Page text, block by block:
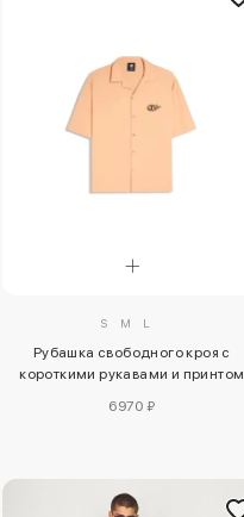
S M L
Рубашка свободного кроя с
короткими рукавами и принтом
6970 ₽